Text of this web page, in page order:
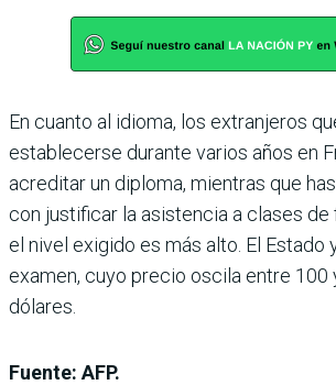
En cuanto al idioma, los extranjeros
establecerse durante varios años en
acreditar un diploma, mientras que
con justificar la asistencia a clases de
el nivel exigido es más alto. El Estado
examen, cuyo precio oscila entre 100
dólares.
Fuente: AFP.